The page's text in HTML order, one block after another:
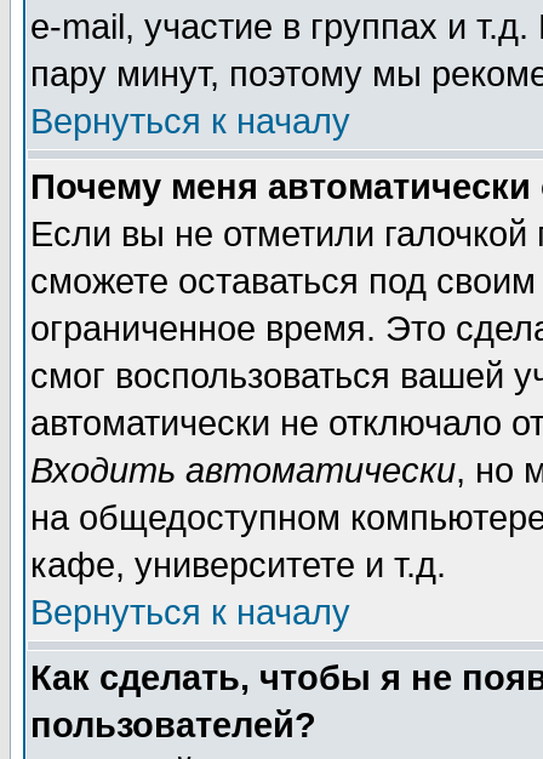
e-mail, участие в группах и
пару минут, поэтому мы
Вернуться к началу
Почему меня автоматически
Если вы не отметили галочкой
сможете оставаться под
ограниченное время. Это
смог воспользоваться вашей
автоматически не отключало
Входить автоматически, но
на общедоступном
кафе, университете и т.д.
Вернуться к началу
Как сделать, чтобы я не
пользователей?